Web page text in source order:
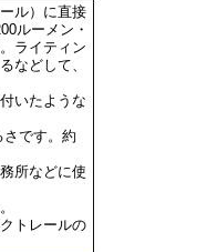
ル）に直接
ルーメン・
ライティン
などして、
いたような
です。約
所などに使
トレールの